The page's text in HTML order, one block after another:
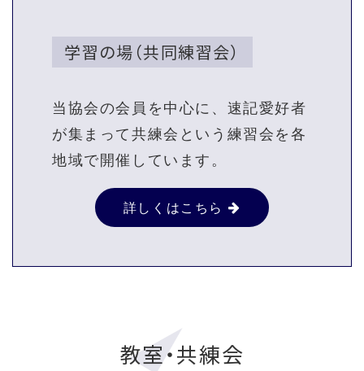
学習の場（共同練習会）
当協会の会員を中心に、速記愛好者
が集まって共練会という練習会を各
地域で開催しています。
詳しくはこちら
教室・共練会